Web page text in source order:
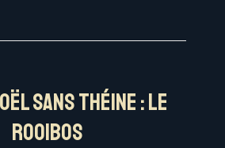
sans théine : le
Rooibos